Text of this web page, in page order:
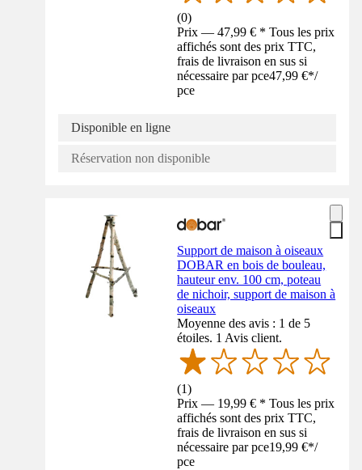
(0)
Prix — 47,99 € * Tous les prix
affichés sont des prix TTC,
frais de livraison en sus si
nécessaire par pce47,99 €*/
pce
Disponible en ligne
Réservation non disponible
Support de maison à oiseaux
DOBAR en bois de bouleau,
hauteur env. 100 cm, poteau
de nichoir, support de maison à
oiseaux
Moyenne des avis : 1 de 5
étoiles. 1 Avis client.
(1)
Prix — 19,99 € * Tous les prix
affichés sont des prix TTC,
frais de livraison en sus si
nécessaire par pce19,99 €*/
pce